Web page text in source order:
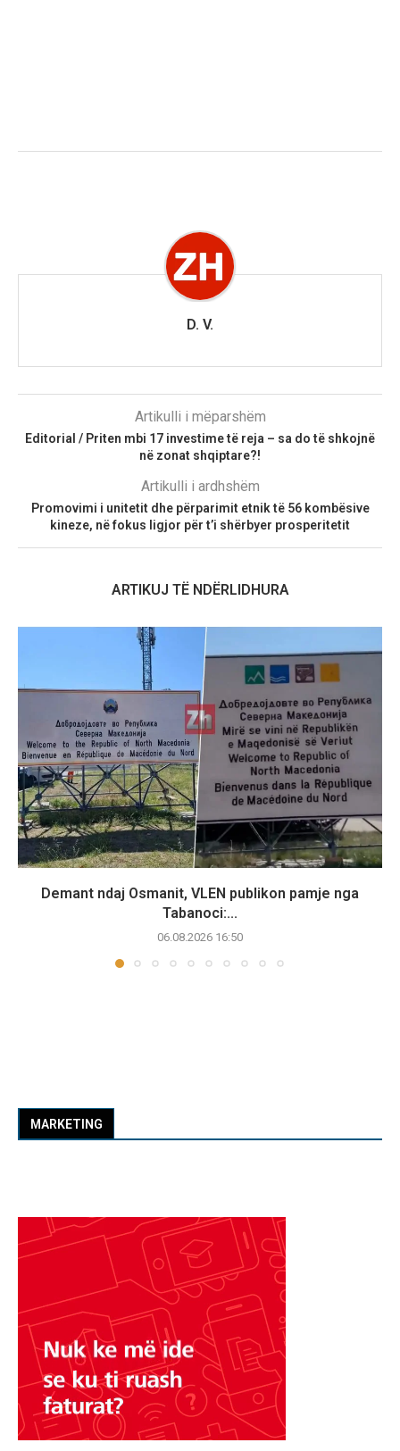
D. V.
Artikulli i mëparshëm
Editorial / Priten mbi 17 investime të reja – sa do të shkojnë
në zonat shqiptare?!
Artikulli i ardhshëm
Promovimi i unitetit dhe përparimit etnik të 56 kombësive
kineze, në fokus ligjor për t’i shërbyer prosperitetit
ARTIKUJ TË NDËRLIDHURA
Demant ndaj Osmanit, VLEN publikon pamje nga
Tabanoci:...
06.08.2026 16:50
MARKETING